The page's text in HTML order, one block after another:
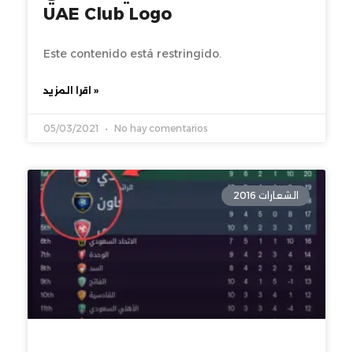
UAE Club Logo
Este contenido está restringido.
اقرا المزيد »
05/03/2021 No hay comentarios
الشعارات 2016